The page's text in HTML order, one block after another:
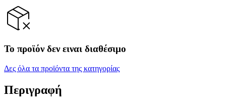
Το προϊόν δεν ειναι διαθέσιμο
Δες όλα τα προϊόντα της κατηγορίας
Περιγραφή